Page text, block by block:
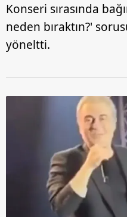
Konseri sırasında
neden bıraktın?'
yöneltti.